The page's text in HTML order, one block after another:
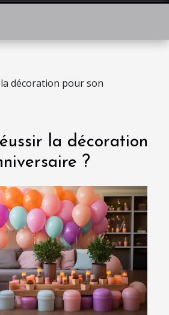
décoration pour son
la décoration
?